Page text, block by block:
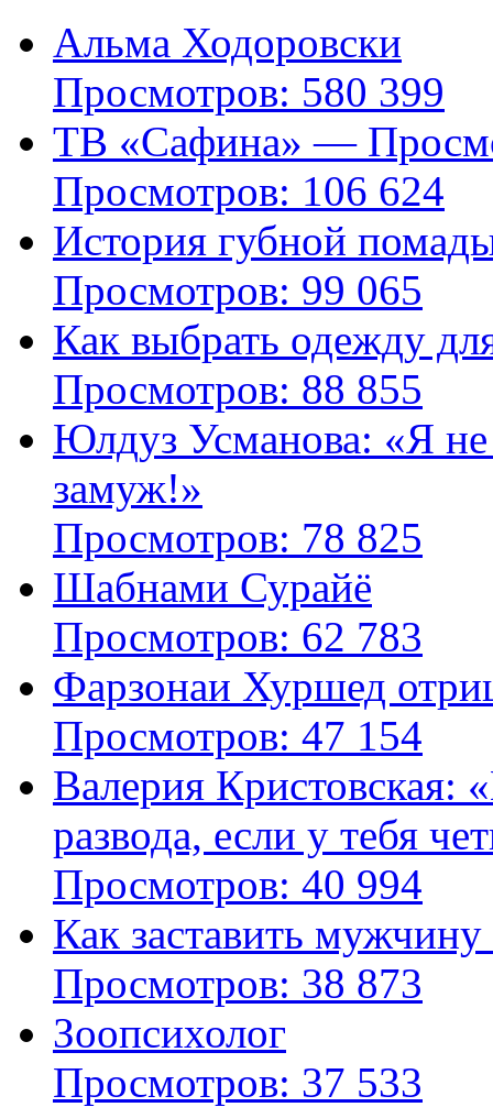
Альма Ходоровски
Просмотров: 580 399
ТВ «Сафина» —
Просмотров: 106 624
История губной
Просмотров: 99 065
Как выбрать одежду
Просмотров: 88 855
Юлдуз Усманова: «Я
замуж!»
Просмотров: 78 825
Шабнами Сурайё
Просмотров: 62 783
Фарзонаи Хуршед
Просмотров: 47 154
Валерия Кристовская:
развода, если у тебя
Просмотров: 40 994
Как заставить
Просмотров: 38 873
Зоопсихолог
Просмотров: 37 533